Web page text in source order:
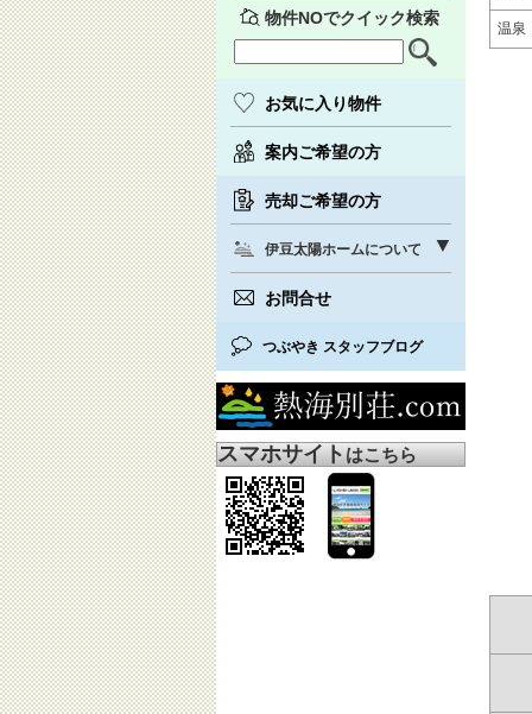
物件NOでクイック検索
お気に入り物件
案内ご希望の方
売却ご希望の方
伊豆太陽ホームについて
お問合せ
つぶやき スタッフブログ
スマホサイトはこちら
温泉